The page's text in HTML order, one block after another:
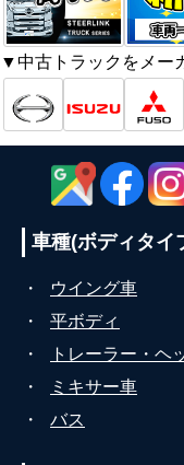
▼中古トラックをメー
車種(ボディタイ
・ ウイング車
・
平ボディ
・
トレーラー・ヘ
・
ミキサー車
・
バス